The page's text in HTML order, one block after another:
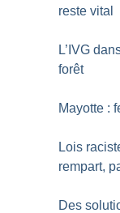
reste vital
L’IVG
forêt
Mayotte :
Lois
rempart,
Des